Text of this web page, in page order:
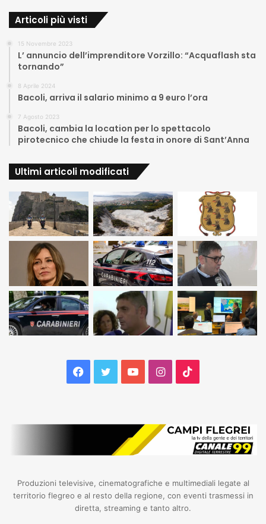
Articoli più visti
15 Novembre 2023
L’ annuncio dell’imprenditore Vorzillo: “Acquaflash sta
tornando”
8 Aprile 2024
Bacoli, arriva il salario minimo a 9 euro l’ora
7 Agosto 2023
Bacoli, cambia la location per lo spettacolo
pirotecnico che chiude la festa in onore di Sant’Anna
Ultimi articoli modificati
Facebook
TwitterYouTubeInstagram
Produzioni televisive, cinematografiche e multimediali legate al
territorio flegreo e al resto della regione, con eventi trasmessi in
diretta, streaming e tanto altro.